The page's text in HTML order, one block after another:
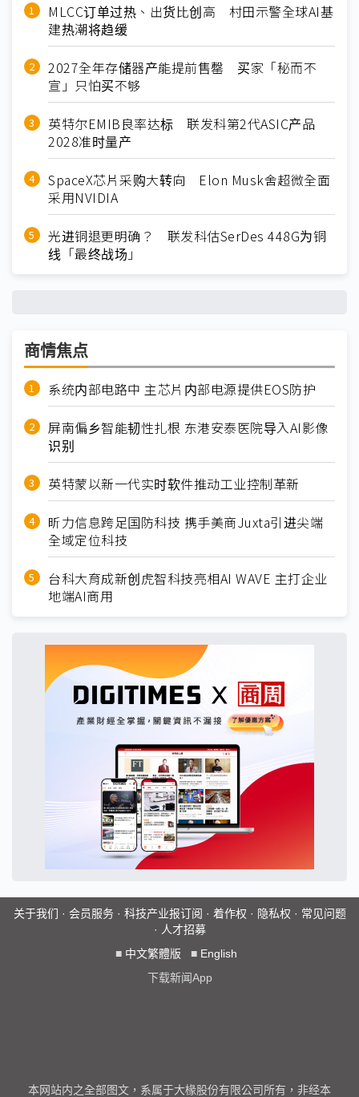
MLCC订单过热、出货比创高 村田示警全球AI基
建热潮将趋缓
2027全年存储器产能提前售罄 买家「秘而不
宣」只怕买不够
英特尔EMIB良率达标 联发科第2代ASIC产品
2028准时量产
SpaceX芯片采购大转向 Elon Musk舍超微全面
采用NVIDIA
光进铜退更明确？ 联发科估SerDes 448G为铜
线「最终战场」
商情焦点
系统内部电路中 主芯片内部电源提供EOS防护
屏南偏乡智能韧性扎根 东港安泰医院导入AI影像
识别
英特蒙以新一代实时软件推动工业控制革新
昕力信息跨足国防科技 携手美商Juxta引进尖端
全域定位科技
台科大育成新创虎智科技亮相AI WAVE 主打企业
地端AI商用
关于我们 · 会员服务· 科技产业报订阅 · 着作权 · 隐私权 · 常见问题
· 人才招募
■ 中文繁體版 ■ English
下载新闻App
本网站内之全部图文，系属于大椽股份有限公司所有，非经本